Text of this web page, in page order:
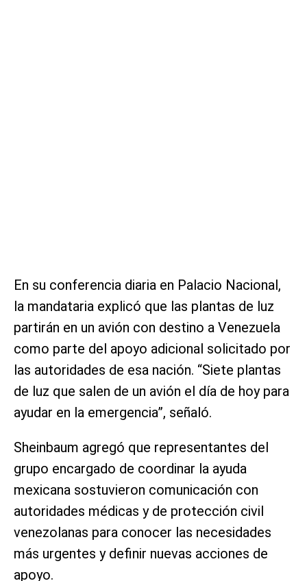
En su conferencia diaria en Palacio Nacional,
la mandataria explicó que las plantas de luz
partirán en un avión con destino a Venezuela
como parte del apoyo adicional solicitado por
las autoridades de esa nación. “Siete plantas
de luz que salen de un avión el día de hoy para
ayudar en la emergencia”, señaló.
Sheinbaum agregó que representantes del
grupo encargado de coordinar la ayuda
mexicana sostuvieron comunicación con
autoridades médicas y de protección civil
venezolanas para conocer las necesidades
más urgentes y definir nuevas acciones de
apoyo.